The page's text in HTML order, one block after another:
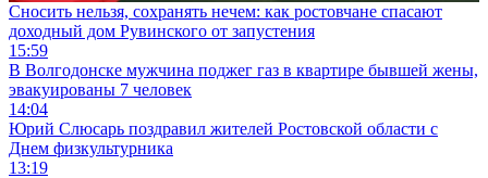
Сносить нельзя, сохранять нечем: как ростовчане спасают
доходный дом Рувинского от запустения
15:59
В Волгодонске мужчина поджег газ в квартире бывшей жены,
эвакуированы 7 человек
14:04
Юрий Слюсарь поздравил жителей Ростовской области с
Днем физкультурника
13:19